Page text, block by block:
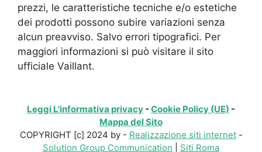
prezzi, le caratteristiche tecniche e/o estetiche
dei prodotti possono subire variazioni senza
alcun preavviso. Salvo errori tipografici. Per
maggiori informazioni si può visitare il sito
ufficiale Vaillant.
Leggi L'informativa privacy - Cookie Policy (UE) -
Mappa del Sito
COPYRIGHT [c] 2024 by - Realizzazione siti internet-
Solution Group Communication
Siti Roma